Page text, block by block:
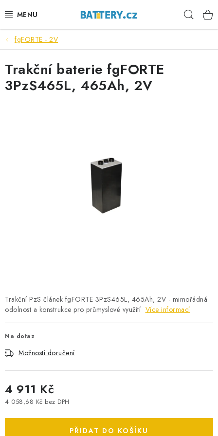
na
VÝHODNÉ SETY
SLUŽBY
AUTOBATERIE
MĚNIČE NAPĚTÍ
TESTERY BATERIÍ
BATERIE PRO VYSAVAČE
BATERIE PRO NOUZOVÁ OSVĚTLENÍ
fgFORTE - 2V
Trakční PzS článek fgFORTE 3PzS465L, 465Ah, 2V - mimořádná
odolnost a konstrukce pro průmyslové využití Více informací
Na dotaz
Možnosti doručení
4 911 Kč
4 058,68 Kč bez DPH
PŘIDAT DO KOŠÍKU
Trakční baterie fgFORTE
3PzS465L, 465Ah, 2V